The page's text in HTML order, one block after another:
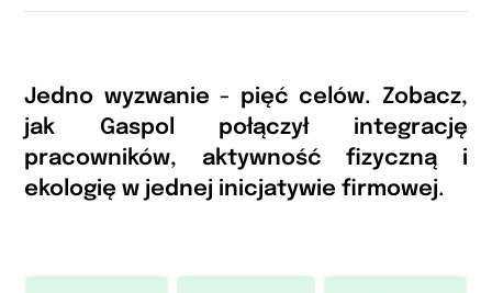
Jedno wyzwanie - pięć celów. Zobacz,
jak Gaspol połączył integrację
pracowników, aktywność fizyczną i
ekologię w jednej inicjatywie firmowej.